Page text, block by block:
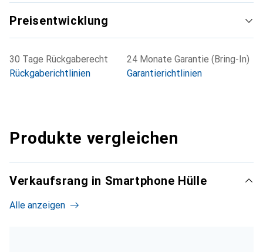
Preisentwicklung
30 Tage Rückgaberecht
Rückgaberichtlinien
24 Monate Garantie (Bring-In)
Garantierichtlinien
Produkte vergleichen
Verkaufsrang in Smartphone Hülle
Alle anzeigen